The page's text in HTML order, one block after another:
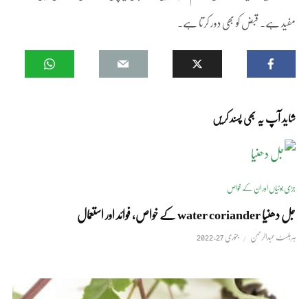
مفید ہے۔ قبض کو بھی دور کرتا ہے۔
شاید آپ یہ بھی پسند کریں
جڑی بوٹیاں اور ان کے خواص
جل دھنیا water coriander کے خواص، فوائد اور استعمال
ہربلسٹ عبدالرحمٰن جنوری 27, 2022